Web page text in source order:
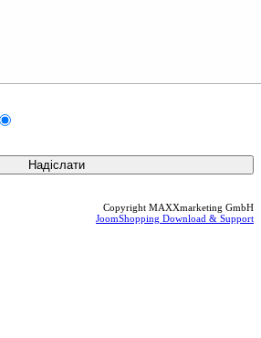
Copyright MAXXmarketing GmbH
JoomShopping Download & Support